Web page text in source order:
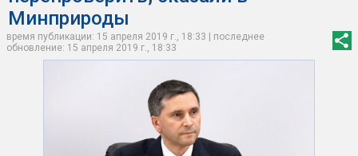
Минприроды
время публикации: 15 апреля 2019 г., 18:33 | последнее
обновление: 15 апреля 2019 г., 18:33